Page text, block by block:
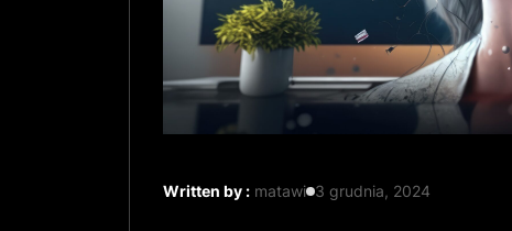
Written by : matawi 3 grudnia, 2024